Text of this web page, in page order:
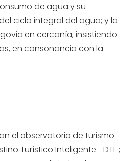
de agua y su
ciclo integral del agua; y la
en cercanía, insistiendo
en consonancia con la
el observatorio de turismo
Turístico Inteligente –DTI-;